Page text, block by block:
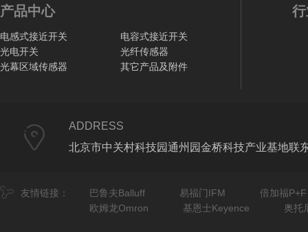
产品中心
电感式接近开关
电容式接近开关
光电开关
光纤传感器
光幕区域传感器
其它产品及附件
ADDRESS
北京市中关村科技园通州园金桥科技产业基地联
友情链接： 巴鲁夫Balluff 易福门IFM
倍加福P+F
欧姆龙Omron
基恩士Keyence 奥托